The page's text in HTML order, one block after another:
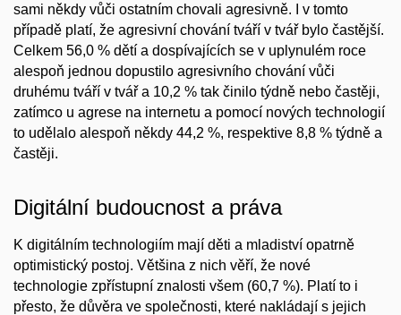
sami někdy vůči ostatním chovali agresivně. I v tomto
případě platí, že agresivní chování tváří v tvář bylo častější.
Celkem 56,0 % dětí a dospívajících se v uplynulém roce
alespoň jednou dopustilo agresivního chování vůči
druhému tváří v tvář a 10,2 % tak činilo týdně nebo častěji,
zatímco u agrese na internetu a pomocí nových technologií
to udělalo alespoň někdy 44,2 %, respektive 8,8 % týdně a
častěji.
Digitální budoucnost a práva
K digitálním technologiím mají děti a mladiství opatrně
optimistický postoj. Většina z nich věří, že nové
technologie zpřístupní znalosti všem (60,7 %). Platí to i
přesto, že důvěra ve společnosti, které nakládají s jejich